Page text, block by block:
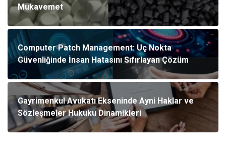
Mukavemet
Computer Patch Management: Uç Nokta
Güvenliğinde İnsan Hatasını Sıfırlayan Çözüm
Gayrimenkul Avukatı Ekseninde Ayni Haklar ve
Sözleşmeler Hukuku Dinamikleri